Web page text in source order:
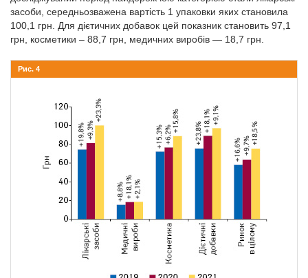
засоби, середньозважена вартість 1 упаковки яких становила
100,1 грн. Для дієтичних добавок цей показник становить 97,1
грн, косметики – 88,7 грн, медичних виробів — 18,7 грн.
Рис. 4